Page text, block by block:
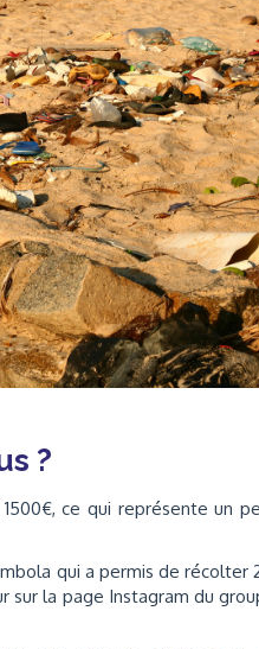
?
ce qui représente un
qui a permis de récolter
sur la page Instagram du